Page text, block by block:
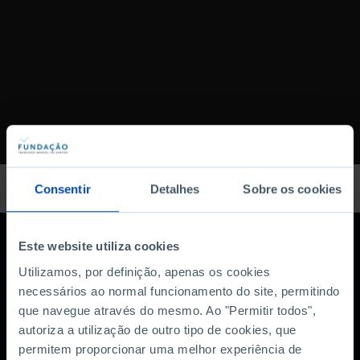
Consentir Detalhes Sobre os cookies
Este website utiliza cookies
Utilizamos, por definição, apenas os cookies
necessários ao normal funcionamento do site, permitindo
que navegue através do mesmo. Ao "Permitir todos",
autoriza a utilização de outro tipo de cookies, que
permitem proporcionar uma melhor experiência de
Subscreva a newsletter